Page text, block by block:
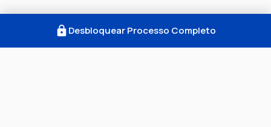
Desbloquear Processo Completo